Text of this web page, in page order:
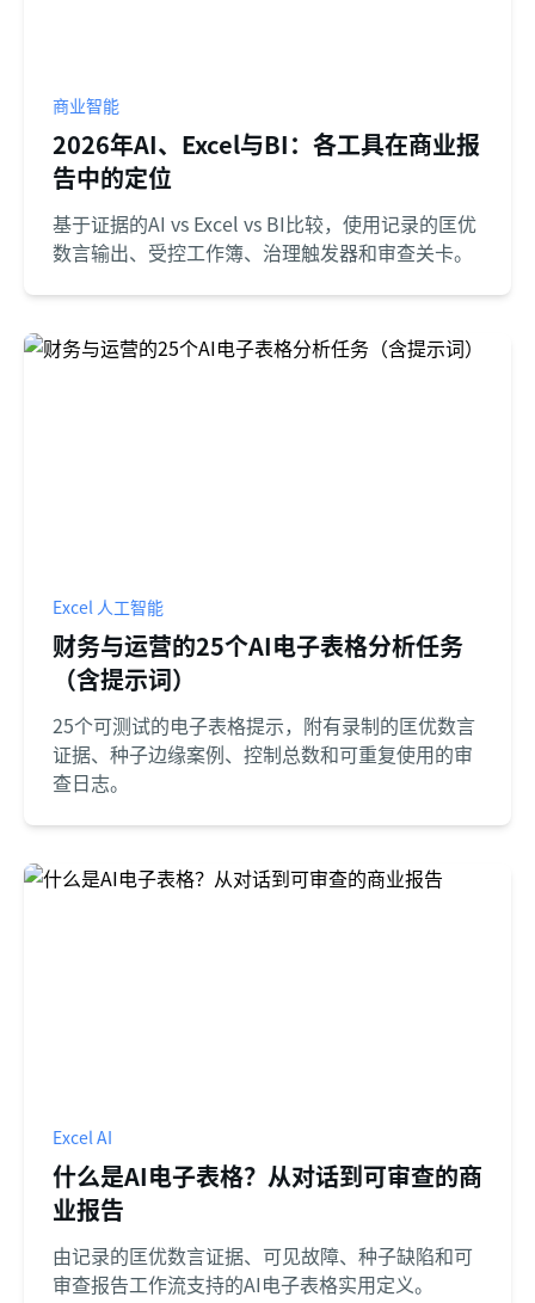
商业智能
2026年AI、Excel与BI：各工具在商业报
告中的定位
基于证据的AI vs Excel vs BI比较，使用记录的匡优
数言输出、受控工作簿、治理触发器和审查关卡。
Excel 人工智能
财务与运营的25个AI电子表格分析任务
（含提示词）
25个可测试的电子表格提示，附有录制的匡优数言
证据、种子边缘案例、控制总数和可重复使用的审
查日志。
Excel AI
什么是AI电子表格？从对话到可审查的商
业报告
由记录的匡优数言证据、可见故障、种子缺陷和可
审查报告工作流支持的AI电子表格实用定义。